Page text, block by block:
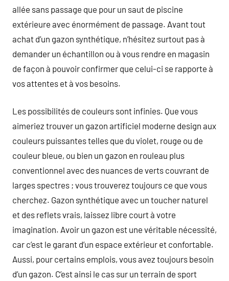
allée sans passage que pour un saut de piscine
extérieure avec énormément de passage. Avant tout
achat d’un gazon synthétique, n’hésitez surtout pas à
demander un échantillon ou à vous rendre en magasin
de façon à pouvoir confirmer que celui-ci se rapporte à
vos attentes et à vos besoins.
Les possibilités de couleurs sont infinies. Que vous
aimeriez trouver un gazon artificiel moderne design aux
couleurs puissantes telles que du violet, rouge ou de
couleur bleue, ou bien un gazon en rouleau plus
conventionnel avec des nuances de verts couvrant de
larges spectres ; vous trouverez toujours ce que vous
cherchez. Gazon synthétique avec un toucher naturel
et des reflets vrais, laissez libre court à votre
imagination. Avoir un gazon est une véritable nécessité,
car c’est le garant d’un espace extérieur et confortable.
Aussi, pour certains emplois, vous avez toujours besoin
d’un gazon. C’est ainsi le cas sur un terrain de sport